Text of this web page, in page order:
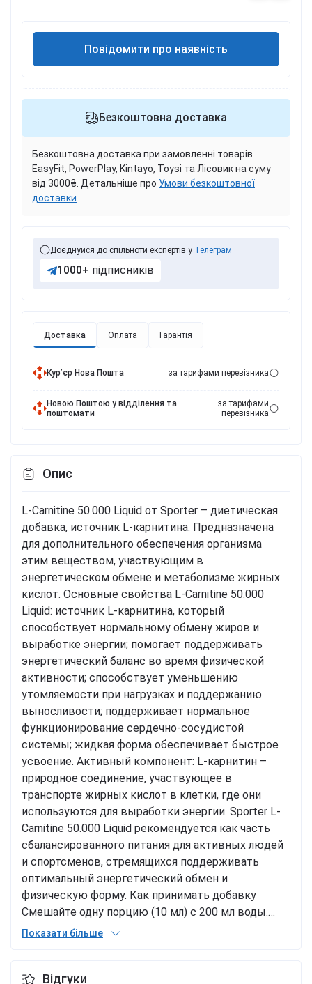
Доставка Оплата Гарантія
Курʼєр Нова Пошта за тарифами перевізника
Новою Поштою у відділення та
поштомати
за тарифами
перевізника
Повідомити про наявність
Безкоштовна доставка
Безкоштовна доставка при замовленні товарів
EasyFit, PowerPlay, Kintayo, Toysi та Лісовик на суму
від 3000₴. Детальніше про Умови безкоштовної
доставки
Доєднуйся до спільноти експертів у Телеграм
1000+ підписників
Опис
L-Carnitine 50.000 Liquid от Sporter – диетическая
добавка, источник L-карнитина. Предназначена
для дополнительного обеспечения организма
этим веществом, участвующим в
энергетическом обмене и метаболизме жирных
кислот. Основные свойства L-Carnitine 50.000
Liquid: источник L-карнитина, который
способствует нормальному обмену жиров и
выработке энергии; помогает поддерживать
энергетический баланс во время физической
активности; способствует уменьшению
утомляемости при нагрузках и поддержанию
выносливости; поддерживает нормальное
функционирование сердечно-сосудистой
системы; жидкая форма обеспечивает быстрое
усвоение. Активный компонент: L-карнитин –
природное соединение, участвующее в
транспорте жирных кислот в клетки, где они
используются для выработки энергии. Sporter L-
Carnitine 50.000 Liquid рекомендуется как часть
сбалансированного питания для активных людей
и спортсменов, стремящихся поддерживать
оптимальный энергетический обмен и
физическую форму. Как принимать добавку
Смешайте одну порцию (10 мл) с 200 мл воды.
Принимайте по 1 порции в день, желательно за
- из них L-карнитина 682 мг Состав Вода
Показати більше
Відгуки